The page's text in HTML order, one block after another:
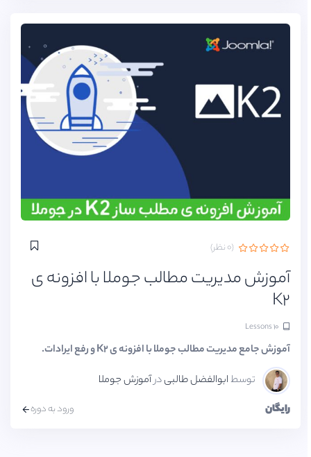
آموزش مدیریت مطالب جوملا با افزونه ی
K2
۱۰ Lessons
آموزش جامع مدیریت مطالب جوملا با افزونه ی K2 و رفع ایرادات.
توسطابوالفضل طالبیدرآموزش جوملا
رایگان
ورود به دوره